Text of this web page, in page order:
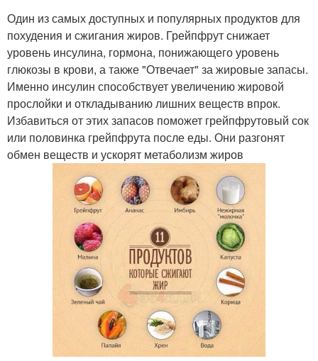
Один из самых доступных и популярных продуктов для
похудения и сжигания жиров. Грейпфрут снижает
уровень инсулина, гормона, понижающего уровень
глюкозы в крови, а также "Отвечает" за жировые запасы.
Именно инсулин способствует увеличению жировой
прослойки и откладыванию лишних веществ впрок.
Избавиться от этих запасов поможет грейпфрутовый сок
или половинка грейпфрута после еды. Они разгонят
обмен веществ и ускорят метаболизм жиров